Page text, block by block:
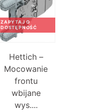
Hettich –
Mocowanie
frontu
wbijane
wys....
ZAPYTAJ O
DOSTĘPNOŚĆ